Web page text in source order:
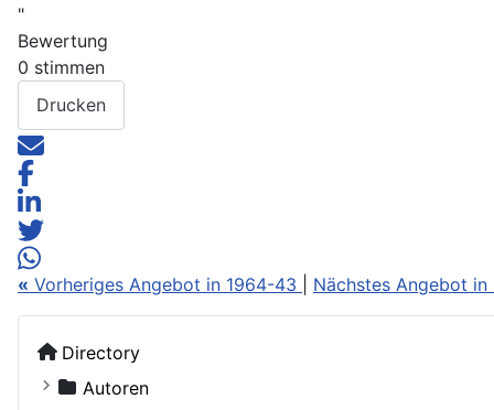
Directory
Autoren
"
Bewertung
0 stimmen
Drucken
« Vorheriges Angebot in 1964-43 Nächstes Angebot in